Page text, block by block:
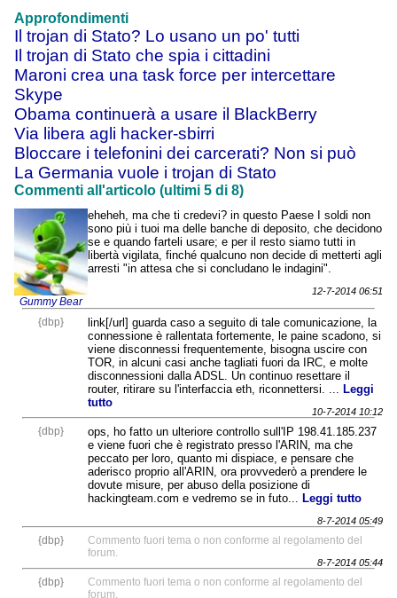
Approfondimenti
Il trojan di Stato? Lo usano un po' tutti
Il trojan di Stato che spia i cittadini
Maroni crea una task force per intercettare
Skype
Obama continuerà a usare il BlackBerry
Via libera agli hacker-sbirri
Bloccare i telefonini dei carcerati? Non si può
La Germania vuole i trojan di Stato
Commenti all'articolo (ultimi 5 di 8)
Gummy Bear
eheheh, ma che ti credevi? in questo Paese I soldi non
sono più i tuoi ma delle banche di deposito, che decidono
se e quando farteli usare; e per il resto siamo tutti in
libertà vigilata, finché qualcuno non decide di metterti agli
arresti "in attesa che si concludano le indagini".
12-7-2014 06:51
{dbp}
link[/url] guarda caso a seguito di tale comunicazione, la
connessione è rallentata fortemente, le paine scadono, si
viene disconnessi frequentemente, bisogna uscire con
TOR, in alcuni casi anche tagliati fuori da IRC, e molte
disconnessioni dalla ADSL. Un continuo resettare il
router, ritirare su l'interfaccia eth, riconnettersi. ...Leggi
tutto
10-7-2014 10:12
{dbp}
ops, ho fatto un ulteriore controllo sull'IP 198.41.185.237
e viene fuori che è registrato presso l'ARIN, ma che
peccato per loro, quanto mi dispiace, e pensare che
aderisco proprio all'ARIN, ora provvederò a prendere le
dovute misure, per abuso della posizione di
hackingteam.com e vedremo se in futo...Leggi tutto
8-7-2014 05:49
{dbp}
Commento fuori tema o non conforme al regolamento del
forum.
8-7-2014 05:44
{dbp}
Commento fuori tema o non conforme al regolamento del
forum.